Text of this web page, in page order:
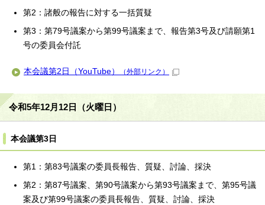
第2：諸般の報告に対する一括質疑
第3：第79号議案から第99号議案まで、報告第3号及び請願第1
号の委員会付託
本会議第2日（YouTube） （外部リンク）
令和5年12月12日（火曜日）
本会議第3日
第1：第83号議案の委員長報告、質疑、討論、採決
第2：第87号議案、第90号議案から第93号議案まで、第95号議
案及び第99号議案の委員長報告、質疑、討論、採決